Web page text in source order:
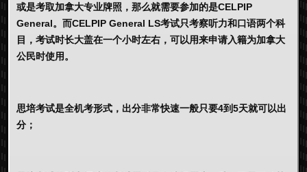
或是考取加拿大专业牌照，那么就需要参加的是CELPIP
General。而CELPIP General LS考试只考察听力和口语两个科
目，考试时长大盖在一个小时左右，可以用来申请入籍为加拿大
公民时使用。
思培考试是全机考形式，出分非常快速一般只要4到5天就可以出
分；